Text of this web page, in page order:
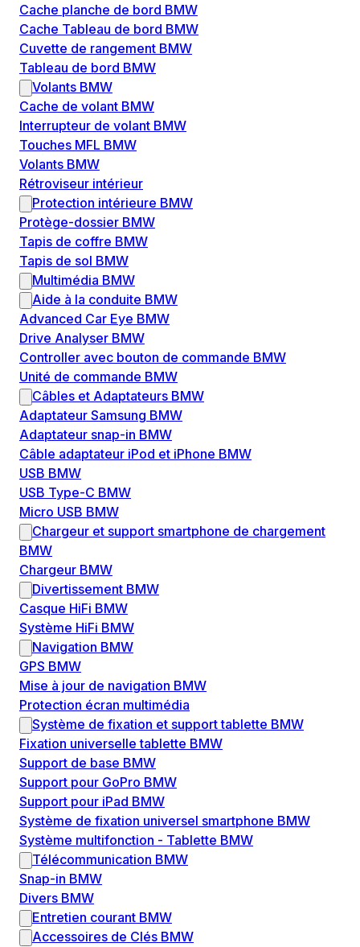
Cache planche de bord BMW
Cache Tableau de bord BMW
Cuvette de rangement BMW
Tableau de bord BMW
Volants BMW
Cache de volant BMW
Interrupteur de volant BMW
Touches MFL BMW
Volants BMW
Rétroviseur intérieur
Protection intérieure BMW
Protège-dossier BMW
Tapis de coffre BMW
Tapis de sol BMW
Multimédia BMW
Aide à la conduite BMW
Advanced Car Eye BMW
Drive Analyser BMW
Controller avec bouton de commande BMW
Unité de commande BMW
Câbles et Adaptateurs BMW
Adaptateur Samsung BMW
Adaptateur snap-in BMW
Câble adaptateur iPod et iPhone BMW
USB BMW
USB Type-C BMW
Micro USB BMW
Chargeur et support smartphone de chargement
BMW
Chargeur BMW
Divertissement BMW
Casque HiFi BMW
Système HiFi BMW
Navigation BMW
GPS BMW
Mise à jour de navigation BMW
Protection écran multimédia
Système de fixation et support tablette BMW
Fixation universelle tablette BMW
Support de base BMW
Support pour GoPro BMW
Support pour iPad BMW
Système de fixation universel smartphone BMW
Système multifonction - Tablette BMW
Télécommunication BMW
Snap-in BMW
Divers BMW
Entretien courant BMW
Accessoires de Clés BMW